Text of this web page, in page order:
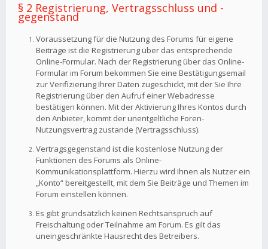
§ 2 Registrierung, Vertragsschluss und -
gegenstand
Voraussetzung für die Nutzung des Forums für eigene
Beiträge ist die Registrierung über das entsprechende
Online-Formular. Nach der Registrierung über das Online-
Formular im Forum bekommen Sie eine Bestätigungsemail
zur Verifizierung Ihrer Daten zugeschickt, mit der Sie Ihre
Registrierung über den Aufruf einer Webadresse
bestätigen können. Mit der Aktivierung Ihres Kontos durch
den Anbieter, kommt der unentgeltliche Foren-
Nutzungsvertrag zustande (Vertragsschluss).
Vertragsgegenstand ist die kostenlose Nutzung der
Funktionen des Forums als Online-
Kommunikationsplattform. Hierzu wird Ihnen als Nutzer ein
„Konto“ bereitgestellt, mit dem Sie Beiträge und Themen im
Forum einstellen können.
Es gibt grundsätzlich keinen Rechtsanspruch auf
Freischaltung oder Teilnahme am Forum. Es gilt das
uneingeschränkte Hausrecht des Betreibers.